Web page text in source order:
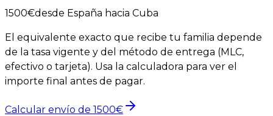
1500€desde España hacia Cuba
El equivalente exacto que recibe tu familia depende
de la tasa vigente y del método de entrega (MLC,
efectivo o tarjeta). Usa la calculadora para ver el
importe final antes de pagar.
Calcular envío de 1500€